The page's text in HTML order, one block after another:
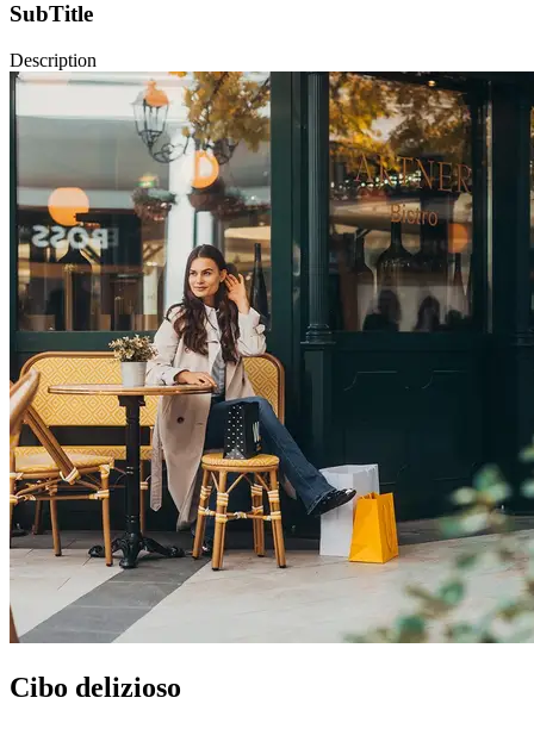
SubTitle
Description
Cibo delizioso